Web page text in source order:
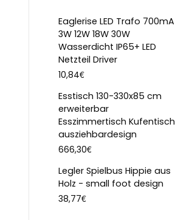
Eaglerise LED Trafo 700mA
3W 12W 18W 30W
Wasserdicht IP65+ LED
Netzteil Driver
10,84€
Esstisch 130-330x85 cm
erweiterbar
Esszimmertisch Kufentisch
ausziehbardesign
666,30€
Legler Spielbus Hippie aus
Holz - small foot design
38,77€